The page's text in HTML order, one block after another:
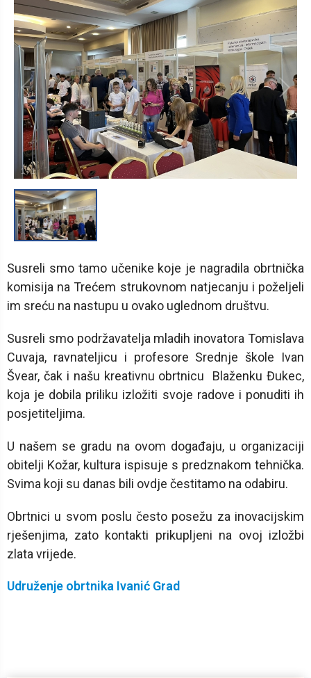
1/1
Susreli smo tamo učenike koje je nagradila obrtnička
komisija na Trećem strukovnom natjecanju i poželjeli
im sreću na nastupu u ovako uglednom društvu.
Susreli smo podržavatelja mladih inovatora Tomislava
Cuvaja, ravnateljicu i profesore Srednje škole Ivan
Švear, čak i našu kreativnu obrtnicu Blaženku Đukec,
koja je dobila priliku izložiti svoje radove i ponuditi ih
posjetiteljima.
U našem se gradu na ovom događaju, u organizaciji
obitelji Kožar, kultura ispisuje s predznakom tehnička.
Svima koji su danas bili ovdje čestitamo na odabiru.
Obrtnici u svom poslu često posežu za inovacijskim
rješenjima, zato kontakti prikupljeni na ovoj izložbi
zlata vrijede.
Udruženje obrtnika Ivanić Grad